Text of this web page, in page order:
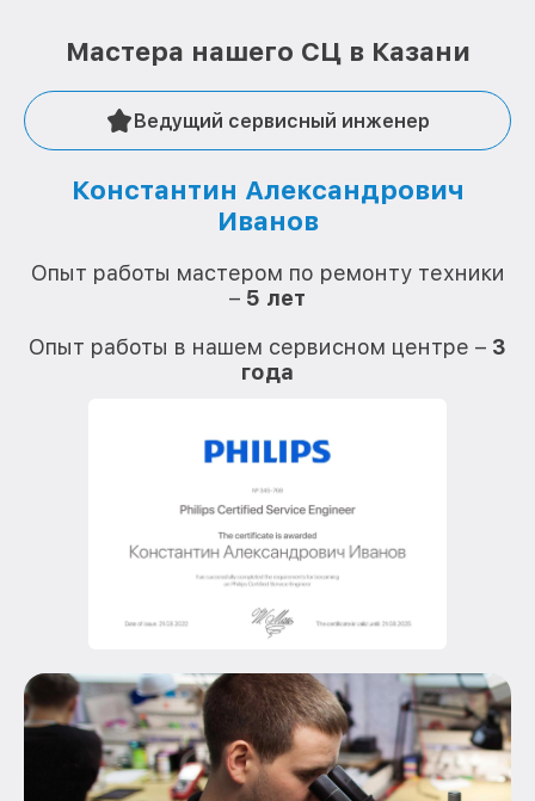
Мастера нашего СЦ в Казани
Ведущий сервисный инженер
Константин Александрович
Иванов
Опыт работы мастером по ремонту техники
– 5 лет
Опыт работы в нашем сервисном центре – 3
года